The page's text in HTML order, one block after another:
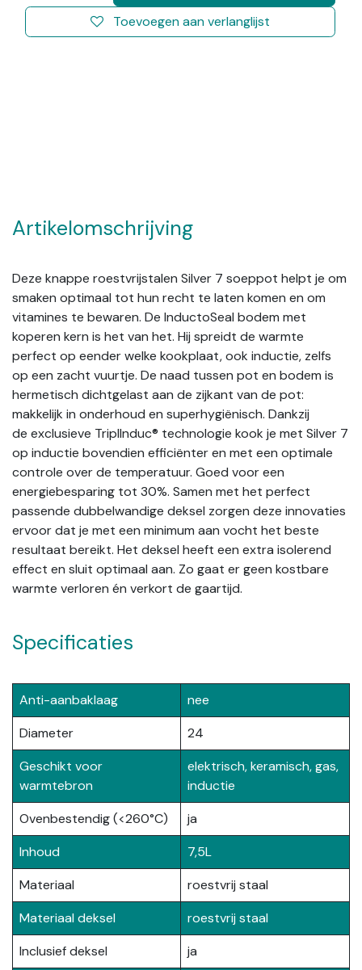
Toevoegen aan verlanglijst
Artikelomschrijving
Deze knappe roestvrijstalen Silver 7 soeppot helpt je om
smaken optimaal tot hun recht te laten komen en om
vitamines te bewaren. De InductoSeal bodem met
koperen kern is het van het. Hij spreidt de warmte
perfect op eender welke kookplaat, ook inductie, zelfs
op een zacht vuurtje. De naad tussen pot en bodem is
hermetisch dichtgelast aan de zijkant van de pot:
makkelijk in onderhoud en superhygiënisch. Dankzij
de exclusieve TriplInduc® technologie kook je met Silver 7
op inductie bovendien efficiënter en met een optimale
controle over de temperatuur. Goed voor een
energiebesparing tot 30%. Samen met het perfect
passende dubbelwandige deksel zorgen deze innovaties
ervoor dat je met een minimum aan vocht het beste
resultaat bereikt. Het deksel heeft een extra isolerend
effect en sluit optimaal aan. Zo gaat er geen kostbare
warmte verloren én verkort de gaartijd.
Specificaties
Anti-aanbaklaag
nee
Diameter
24
Geschikt voor
warmtebron
elektrisch, keramisch, gas,
inductie
Ovenbestendig (<260°C)
ja
Inhoud
7,5L
Materiaal
roestvrij staal
Materiaal deksel
roestvrij staal
Inclusief deksel
ja